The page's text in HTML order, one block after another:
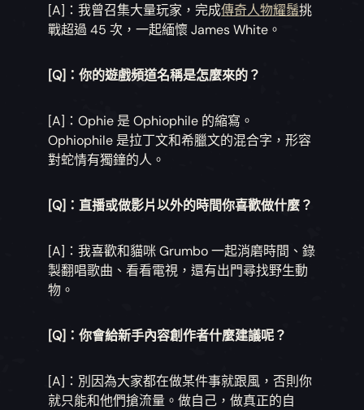
[A]：我曾召集大量玩家，完成傳奇人物耀鬚挑
戰超過 45 次，一起緬懷 James White。
[Q]：你的遊戲頻道名稱是怎麼來的？
[A]：Ophie 是 Ophiophile 的縮寫。
Ophiophile 是拉丁文和希臘文的混合字，形容
對蛇情有獨鐘的人。
[Q]：直播或做影片以外的時間你喜歡做什麼？
[A]：我喜歡和貓咪 Grumbo 一起消磨時間、錄
製翻唱歌曲、看看電視，還有出門尋找野生動
物。
[Q]：你會給新手內容創作者什麼建議呢？
[A]：別因為大家都在做某件事就跟風，否則你
就只能和他們搶流量。做自己，做真正的自